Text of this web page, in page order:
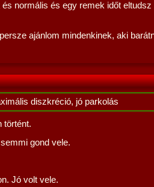
normális és egy remek időt eltudsz
persze ajánlom mindenkinek, aki
diszkréció, jó parkolás
történt.
gond vele.
Jó volt vele.